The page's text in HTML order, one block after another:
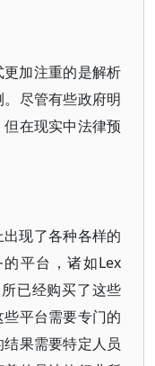
加注重的是解析
尽管有些政府明
在现实中法律预
现了各种各样的
平台，诸如Lex
已经购买了这些
平台需要专门的
果需要特定人员